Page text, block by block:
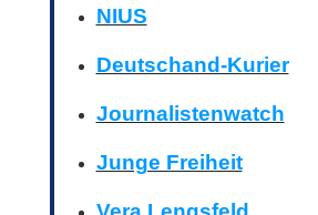
NIUS
Deutschand-Kurier
Journalistenwatch
Junge Freiheit